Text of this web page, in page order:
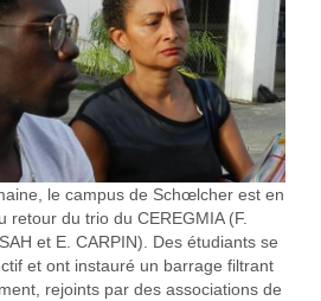
le campus de Schœlcher est en
retour du trio du CEREGMIA (F.
et E. CARPIN). Des étudiants se
et ont instauré un barrage filtrant
rejoints par des associations de